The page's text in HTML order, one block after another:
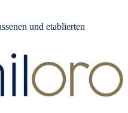
und etablierten